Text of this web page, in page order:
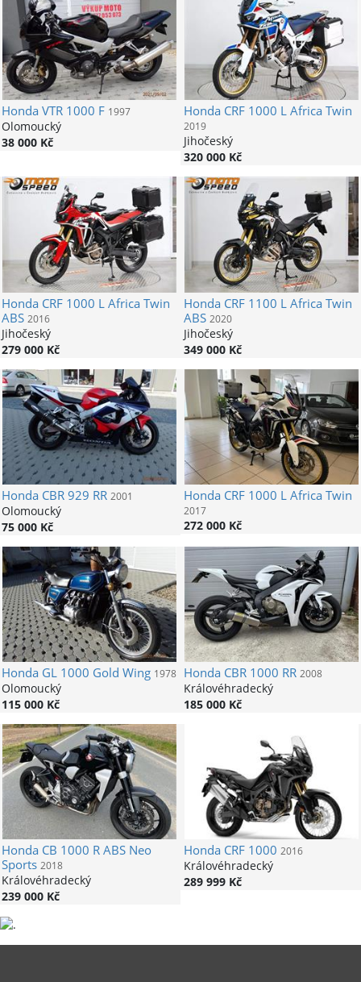
HondaVTR 1000 F 1997
Olomoucký
38 000 Kč
HondaCRF 1000 L Africa Twin
2019
Jihočeský
320 000 Kč
HondaCRF 1000 L Africa Twin
ABS 2016
Jihočeský
279 000 Kč
HondaCRF 1100 L Africa Twin
ABS 2020
Jihočeský
349 000 Kč
HondaCBR 929 RR 2001
Olomoucký
75 000 Kč
HondaCRF 1000 L Africa Twin
2017
272 000 Kč
HondaGL 1000 Gold Wing 1978
Olomoucký
115 000 Kč
HondaCBR 1000 RR 2008
Královéhradecký
185 000 Kč
HondaCB 1000 R ABS Neo
Sports 2018
Královéhradecký
239 000 Kč
HondaCRF 1000 2016
Královéhradecký
289 999 Kč